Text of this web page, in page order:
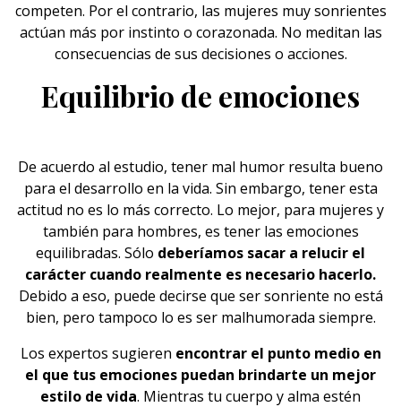
competen. Por el contrario, las mujeres muy sonrientes
actúan más por instinto o corazonada. No meditan las
consecuencias de sus decisiones o acciones.
Equilibrio de emociones
De acuerdo al estudio, tener mal humor resulta bueno
para el desarrollo en la vida. Sin embargo, tener esta
actitud no es lo más correcto. Lo mejor, para mujeres y
también para hombres, es tener las emociones
equilibradas. Sólo deberíamos sacar a relucir el
carácter cuando realmente es necesario hacerlo.
Debido a eso, puede decirse que ser sonriente no está
bien, pero tampoco lo es ser malhumorada siempre.
Los expertos sugieren encontrar el punto medio en
el que tus emociones puedan brindarte un mejor
estilo de vida. Mientras tu cuerpo y alma estén